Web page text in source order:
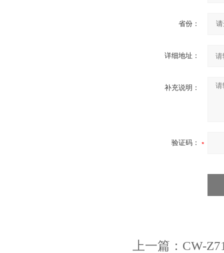
省份：
详细地址：
补充说明：
验证码：
上一篇： CW-